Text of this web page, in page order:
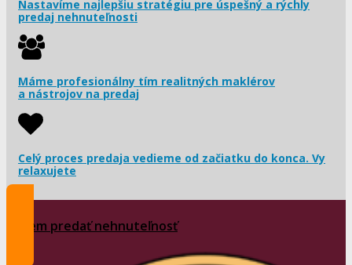
Nastavíme najlepšiu stratégiu pre úspešný a rýchly
predaj nehnuteľnosti
Máme profesionálny tím realitných maklérov
a nástrojov na predaj
Celý proces predaja vedieme od začiatku do konca. Vy
relaxujete
Chcem predať nehnuteľnosť